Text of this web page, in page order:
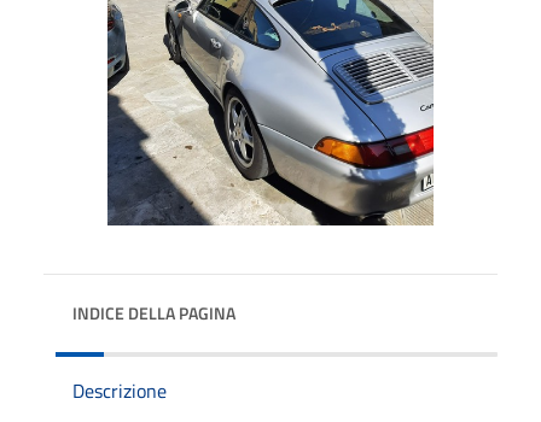
INDICE DELLA PAGINA
Descrizione